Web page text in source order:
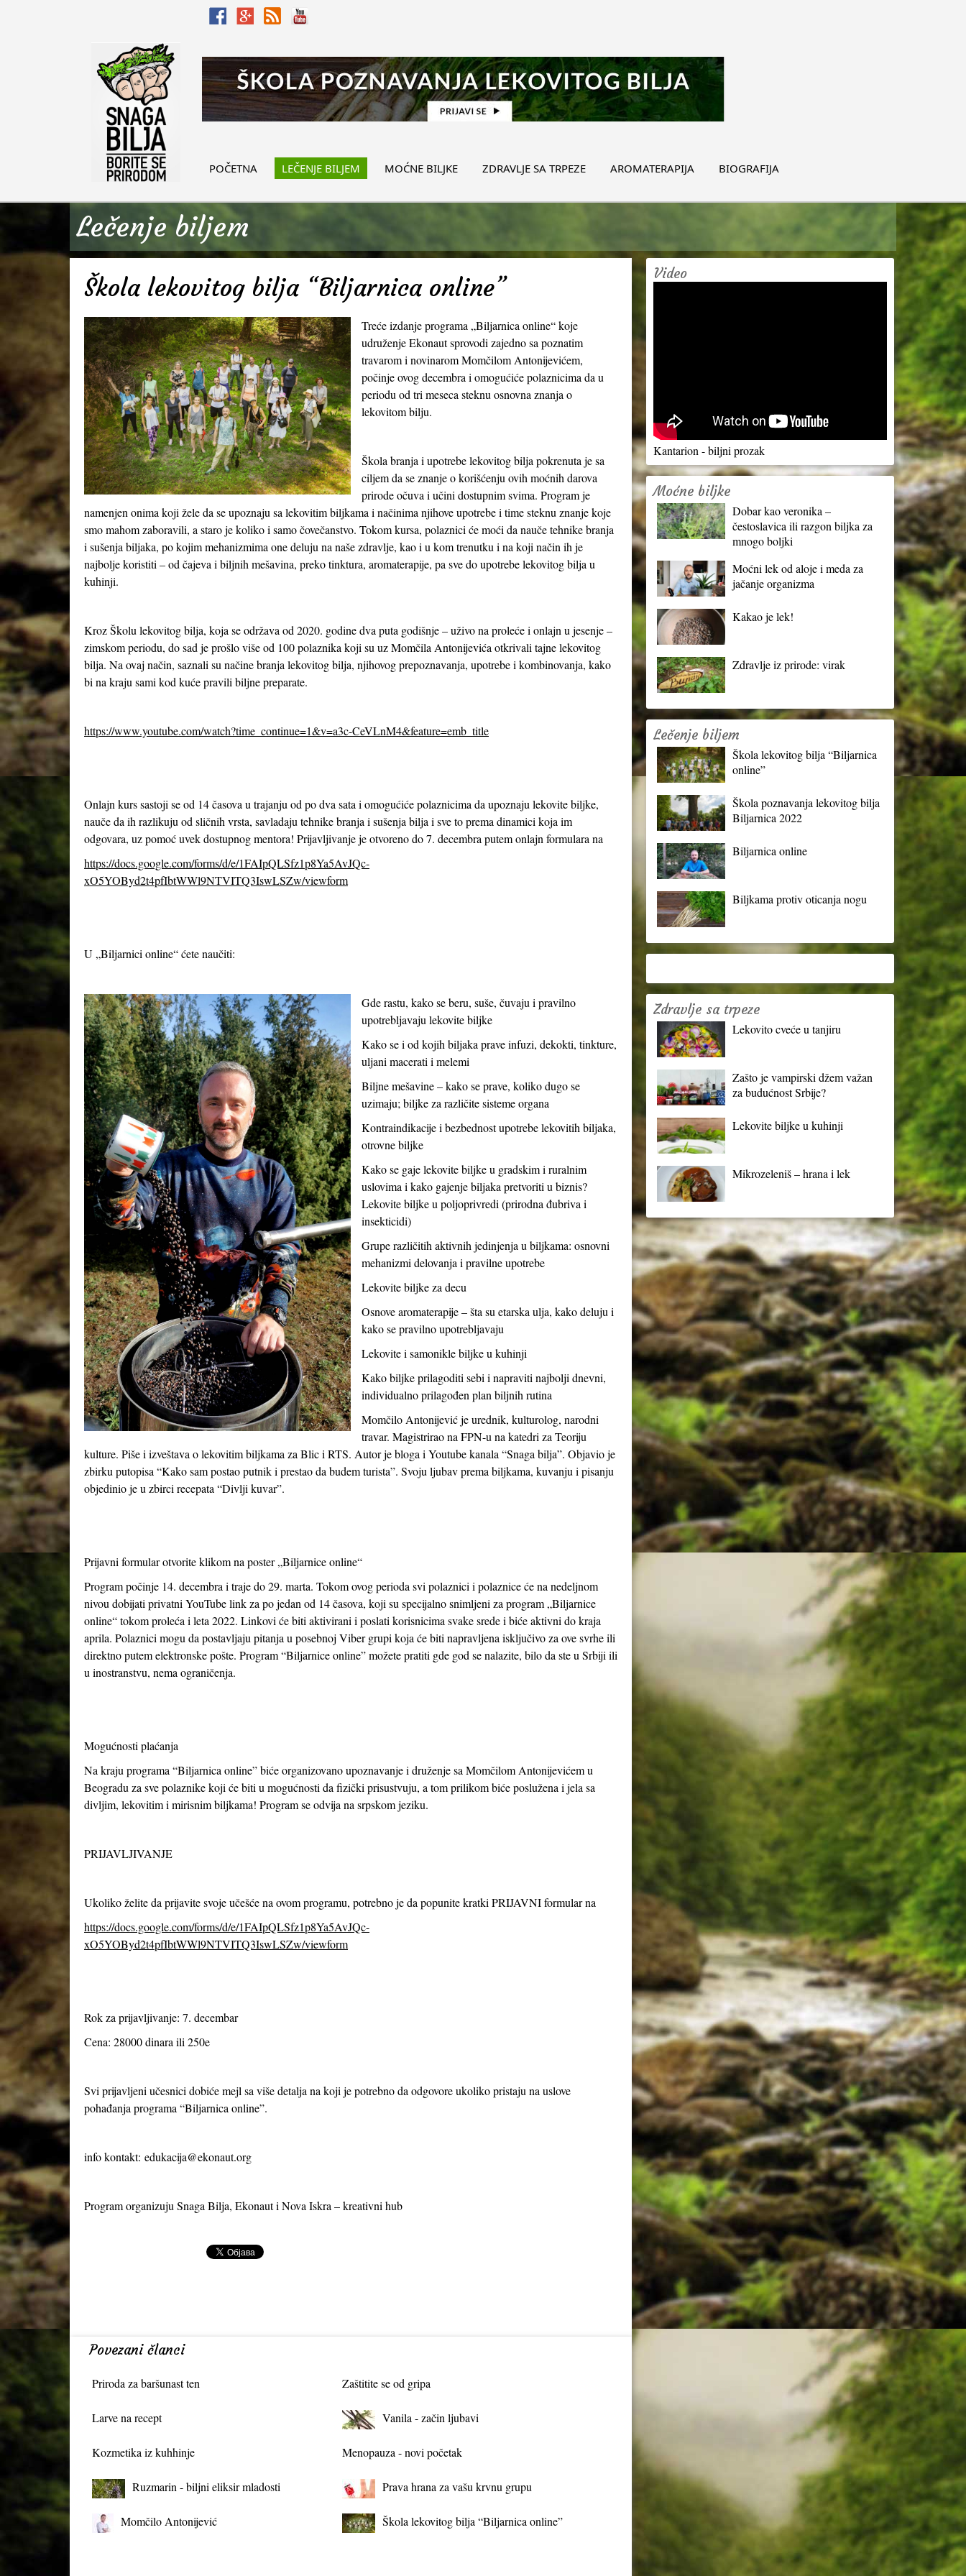
POČETNA LEČENJE BILJEM MOĆNE BILJKE ZDRAVLJE SA TRPEZE AROMATERAPIJA BIOGRAFIJA
Lečenje biljem
Škola lekovitog bilja “Biljarnica online”
Treće izdanje programa „Biljarnica online“ koje
udruženje Ekonaut sprovodi zajedno sa poznatim
travarom i novinarom Momčilom Antonijevićem,
počinje ovog decembra i omogućiće polaznicima da u
periodu od tri meseca steknu osnovna znanja o
lekovitom bilju.
Škola branja i upotrebe lekovitog bilja pokrenuta je sa
ciljem da se znanje o korišćenju ovih moćnih darova
prirode očuva i učini dostupnim svima. Program je
namenjen onima koji žele da se upoznaju sa lekovitim biljkama i načinima njihove upotrebe i time steknu znanje koje
smo mahom zaboravili, a staro je koliko i samo čovečanstvo. Tokom kursa, polaznici će moći da nauče tehnike branja
i sušenja biljaka, po kojim mehanizmima one deluju na naše zdravlje, kao i u kom trenutku i na koji način ih je
najbolje koristiti – od čajeva i biljnih mešavina, preko tinktura, aromaterapije, pa sve do upotrebe lekovitog bilja u
kuhinji.
Kroz Školu lekovitog bilja, koja se održava od 2020. godine dva puta godišnje – uživo na proleće i onlajn u jesenje –
zimskom periodu, do sad je prošlo više od 100 polaznika koji su uz Momčila Antonijevića otkrivali tajne lekovitog
bilja. Na ovaj način, saznali su načine branja lekovitog bilja, njihovog prepoznavanja, upotrebe i kombinovanja, kako
bi na kraju sami kod kuće pravili biljne preparate.
https://www.youtube.com/watch?time_continue=1&v=a3c-CeVLnM4&feature=emb_title
Onlajn kurs sastoji se od 14 časova u trajanju od po dva sata i omogućiće polaznicima da upoznaju lekovite biljke,
nauče da ih razlikuju od sličnih vrsta, savladaju tehnike branja i sušenja bilja i sve to prema dinamici koja im
odgovara, uz pomoć uvek dostupnog mentora! Prijavljivanje je otvoreno do 7. decembra putem onlajn formulara na
https://docs.google.com/forms/d/e/1FAIpQLSfz1p8Ya5AvJQc-
xO5YOByd2t4pfIbtWWl9NTVITQ3IswLSZw/viewform
U „Biljarnici online“ ćete naučiti:
Gde rastu, kako se beru, suše, čuvaju i pravilno
upotrebljavaju lekovite biljke
Kako se i od kojih biljaka prave infuzi, dekokti, tinkture,
uljani macerati i melemi
Biljne mešavine – kako se prave, koliko dugo se
uzimaju; biljke za različite sisteme organa
Kontraindikacije i bezbednost upotrebe lekovitih biljaka,
otrovne biljke
Kako se gaje lekovite biljke u gradskim i ruralnim
uslovima i kako gajenje biljaka pretvoriti u biznis?
Lekovite biljke u poljoprivredi (prirodna đubriva i
insekticidi)
Grupe različitih aktivnih jedinjenja u biljkama: osnovni
mehanizmi delovanja i pravilne upotrebe
Lekovite biljke za decu
Osnove aromaterapije – šta su etarska ulja, kako deluju i
kako se pravilno upotrebljavaju
Lekovite i samonikle biljke u kuhinji
Kako biljke prilagoditi sebi i napraviti najbolji dnevni,
individualno prilagođen plan biljnih rutina
Momčilo Antonijević je urednik, kulturolog, narodni
travar. Magistrirao na FPN-u na katedri za Teoriju
kulture. Piše i izveštava o lekovitim biljkama za Blic i RTS. Autor je bloga i Youtube kanala “Snaga bilja”. Objavio je
zbirku putopisa “Kako sam postao putnik i prestao da budem turista”. Svoju ljubav prema biljkama, kuvanju i pisanju
objedinio je u zbirci recepata “Divlji kuvar”.
Prijavni formular otvorite klikom na poster „Biljarnice online“
Program počinje 14. decembra i traje do 29. marta. Tokom ovog perioda svi polaznici i polaznice će na nedeljnom
nivou dobijati privatni YouTube link za po jedan od 14 časova, koji su specijalno snimljeni za program „Biljarnice
online“ tokom proleća i leta 2022. Linkovi će biti aktivirani i poslati korisnicima svake srede i biće aktivni do kraja
aprila. Polaznici mogu da postavljaju pitanja u posebnoj Viber grupi koja će biti napravljena isključivo za ove svrhe ili
direktno putem elektronske pošte. Program “Biljarnice online” možete pratiti gde god se nalazite, bilo da ste u Srbiji ili
u inostranstvu, nema ograničenja.
Mogućnosti plaćanja
Na kraju programa “Biljarnica online” biće organizovano upoznavanje i druženje sa Momčilom Antonijevićem u
Beogradu za sve polaznike koji će biti u mogućnosti da fizički prisustvuju, a tom prilikom biće poslužena i jela sa
divljim, lekovitim i mirisnim biljkama! Program se odvija na srpskom jeziku.
PRIJAVLJIVANJE
Ukoliko želite da prijavite svoje učešće na ovom programu, potrebno je da popunite kratki PRIJAVNI formular na
https://docs.google.com/forms/d/e/1FAIpQLSfz1p8Ya5AvJQc-
xO5YOByd2t4pfIbtWWl9NTVITQ3IswLSZw/viewform
Rok za prijavljivanje: 7. decembar
Cena: 28000 dinara ili 250e
Svi prijavljeni učesnici dobiće mejl sa više detalja na koji je potrebno da odgovore ukoliko pristaju na uslove
pohađanja programa “Biljarnica online”.
info kontakt: edukacija@ekonaut.org
Program organizuju Snaga Bilja, Ekonaut i Nova Iskra – kreativni hub
Povezani članci
Priroda za baršunast ten Zaštitite se od gripa
Larve na recept Vanila - začin ljubavi
Kozmetika iz kuhhinje Menopauza - novi početak
Ruzmarin - biljni eliksir mladosti Prava hrana za vašu krvnu grupu
Momčilo Antonijević Škola lekovitog bilja “Biljarnica online”
Video
Kantarion - biljni prozak
Moćne biljke
Dobar kao veronika –
čestoslavica ili razgon biljka za
mnogo boljki
Moćni lek od aloje i meda za
jačanje organizma
Kakao je lek!
Zdravlje iz prirode: virak
Lečenje biljem
Škola lekovitog bilja “Biljarnica
online”
Škola poznavanja lekovitog bilja
Biljarnica 2022
Biljarnica online
Biljkama protiv oticanja nogu
Zdravlje sa trpeze
Lekovito cveće u tanjiru
Zašto je vampirski džem važan
za budućnost Srbije?
Lekovite biljke u kuhinji
Mikrozeleniš – hrana i lek